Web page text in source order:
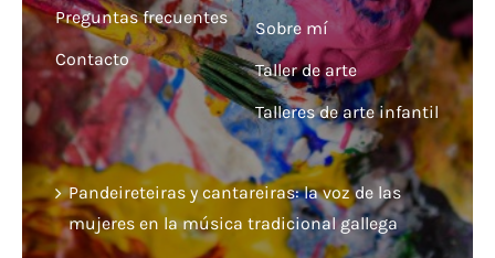
Preguntas frecuentes
Contacto
Sobre mí
Taller de arte
Talleres de arte infantil
Pandeireteiras y cantareiras: la voz de las
mujeres en la música tradicional gallega